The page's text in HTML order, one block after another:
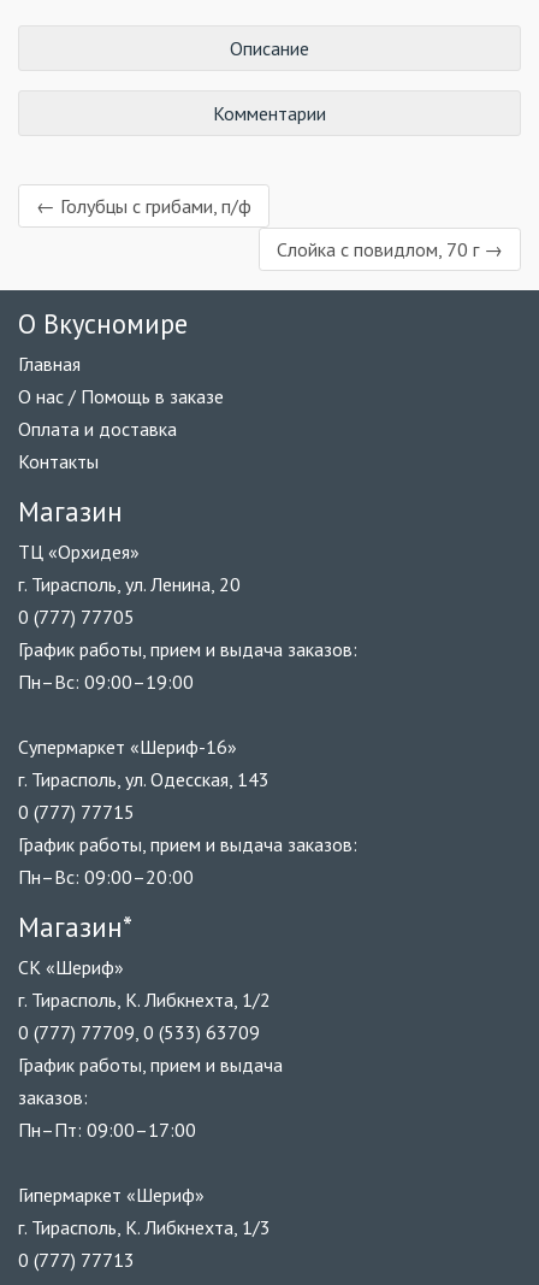
Описание
Комментарии
← Голубцы с грибами, п/ф
Слойка с повидлом, 70 г →
О Вкусномире
Главная
О нас / Помощь в заказе
Оплата и доставка
Контакты
Магазин
ТЦ «Орхидея»
г. Тирасполь, ул. Ленина, 20
0 (777) 77705
График работы, прием и выдача заказов:
Пн–Вс: 09:00–19:00
Супермаркет «Шериф-16»
г. Тирасполь, ул. Одесская, 143
0 (777) 77715
График работы, прием и выдача заказов:
Пн–Вс: 09:00–20:00
Магазин*
СК «Шериф»
г. Тирасполь, К. Либкнехта, 1/2
0 (777) 77709, 0 (533) 63709
График работы, прием и выдача
заказов:
Пн–Пт: 09:00–17:00
Гипермаркет «Шериф»
г. Тирасполь, К. Либкнехта, 1/3
0 (777) 77713